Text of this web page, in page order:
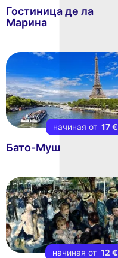
Гостиница де ла
Марина
начиная от 17 €
Бато-Муш
начиная от 12 €